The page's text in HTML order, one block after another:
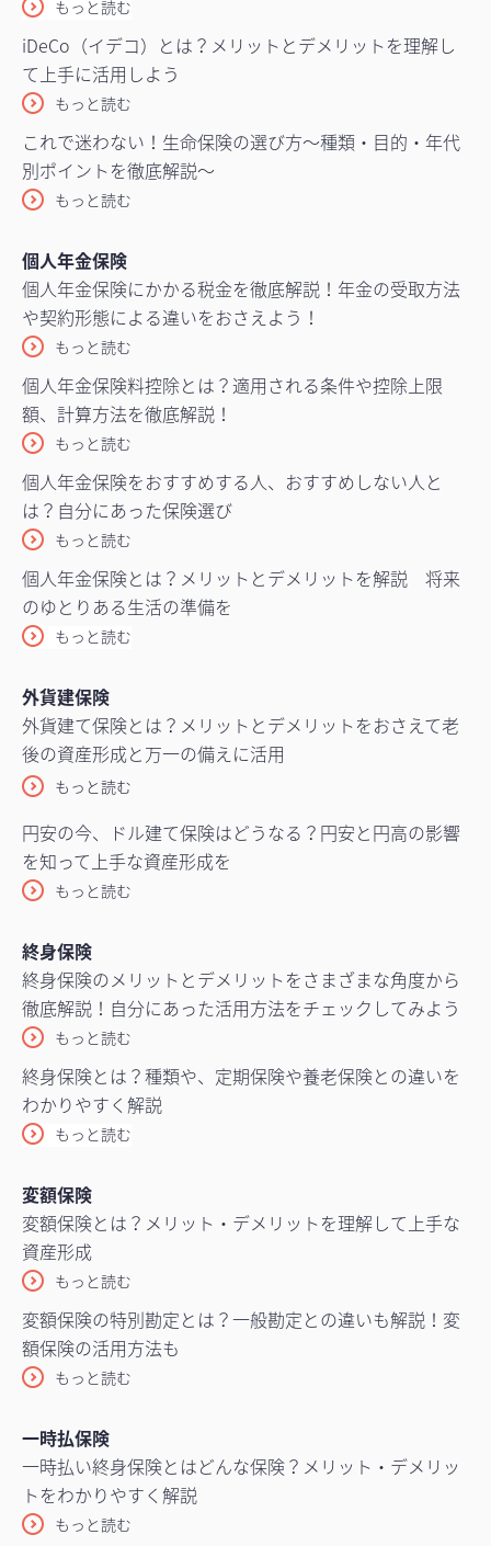
もっと読む
iDeCo（イデコ）とは？メリットとデメリットを理解し
て上手に活用しよう
もっと読む
これで迷わない！生命保険の選び方～種類・目的・年代
別ポイントを徹底解説～
もっと読む
個人年金保険
個人年金保険にかかる税金を徹底解説！年金の受取方法
や契約形態による違いをおさえよう！
もっと読む
個人年金保険料控除とは？適用される条件や控除上限
額、計算方法を徹底解説！
もっと読む
個人年金保険をおすすめする人、おすすめしない人と
は？自分にあった保険選び
もっと読む
個人年金保険とは？メリットとデメリットを解説 将来
のゆとりある生活の準備を
もっと読む
外貨建保険
外貨建て保険とは？メリットとデメリットをおさえて老
後の資産形成と万一の備えに活用
もっと読む
円安の今、ドル建て保険はどうなる？円安と円高の影響
を知って上手な資産形成を
もっと読む
終身保険
終身保険のメリットとデメリットをさまざまな角度から
徹底解説！自分にあった活用方法をチェックしてみよう
もっと読む
終身保険とは？種類や、定期保険や養老保険との違いを
わかりやすく解説
もっと読む
変額保険
変額保険とは？メリット・デメリットを理解して上手な
資産形成
もっと読む
変額保険の特別勘定とは？一般勘定との違いも解説！変
額保険の活用方法も
もっと読む
一時払保険
一時払い終身保険とはどんな保険？メリット・デメリッ
トをわかりやすく解説
もっと読む